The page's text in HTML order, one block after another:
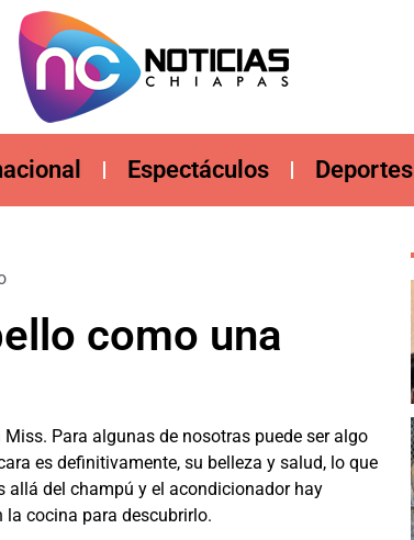
Espectáculos Deportes
como una
Para algunas de nosotras puede ser algo
es definitivamente, su belleza y salud, lo que
allá del champú y el acondicionador hay
la cocina para descubrirlo.